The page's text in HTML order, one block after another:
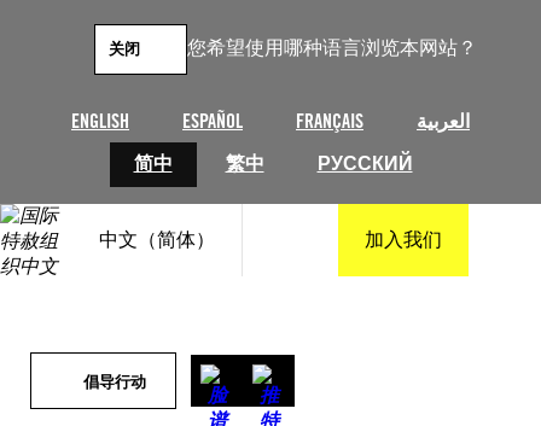
您希望使用哪种语言浏览本网站？
ENGLISH ESPAÑOL FRANÇAIS
العربية
简中
繁中 РУССКИЙ
关闭
中文（简体） 加入我们
倡导行动